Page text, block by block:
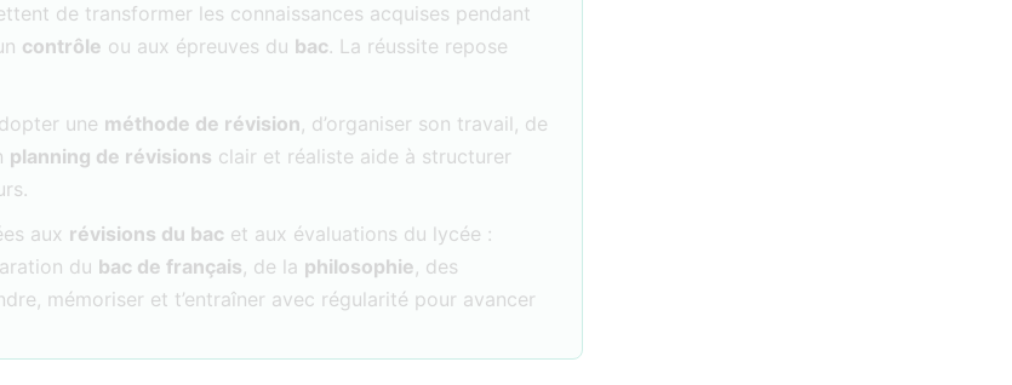
de transformer les connaissances acquises pendant
contrôle ou aux épreuves du bac. La réussite repose
une méthode de révision, d’organiser son travail, de
planning de révisions clair et réaliste aide à structurer
aux révisions du bac et aux évaluations du lycée :
du bac de français, de la philosophie, des
mémoriser et t’entraîner avec régularité pour avancer